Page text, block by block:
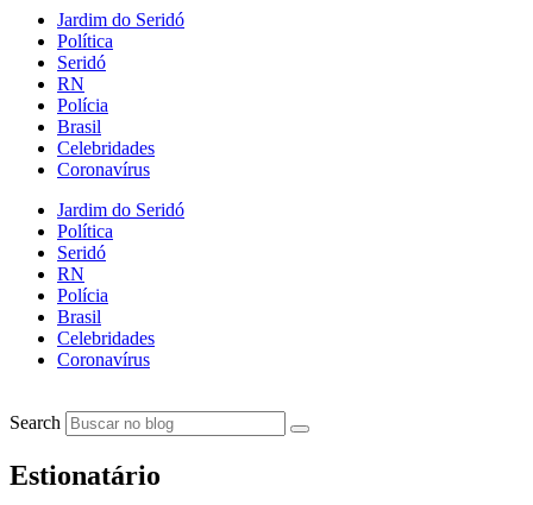
Jardim do Seridó
Política
Seridó
RN
Polícia
Brasil
Celebridades
Coronavírus
Jardim do Seridó
Política
Seridó
RN
Polícia
Brasil
Celebridades
Coronavírus
Search
Estionatário